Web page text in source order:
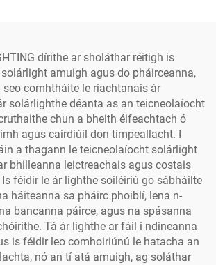
400W, 500W
dírithe ar sholáthar réitigh is
amuigh agus do pháirceanna,
comhtháite le riachtanais ár
solárlighthe déanta as an teicneolaíocht
chun a bheith éifeachtach ó
agus cairdiúil don timpeallacht. I
a thagann le teicneolaíocht solárlight
bhilleanna leictreachais agus costais
féidir le ár lighthe soiléiriú go sábháilte
háiteanna sa pháirc phoiblí, lena n-
bancanna páirce, agus na spásanna
Tá ár lighthe ar fáil i ndineanna
is féidir leo comhoiriúnú le hatacha an
nó an tí atá amuigh, ag soláthar